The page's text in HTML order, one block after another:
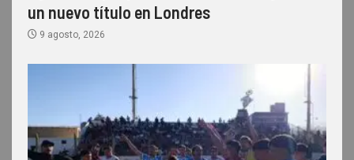
un nuevo título en Londres
9 agosto, 2026